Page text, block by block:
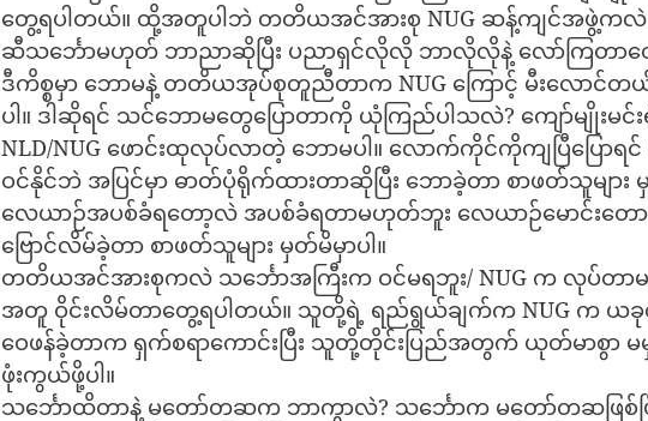
တွေ့ရပါတယ်။ ထို့အတူပါဘဲ တတိယအင်အားစု NUG ဆန့်ကျင်အဖွဲ့ကလဲ
ဆီသင်္ဘောမဟုတ် ဘာညာဆိုပြီး ပညာရှင်လိုလို ဘာလိုလိုနဲ့ လော်ကြတာ
ဒီကိစ္စမှာ ဘောမနဲ့ တတိယအုပ်စုတူညီတာက NUG ကြောင့် မီးလော
ပါ။ ဒါဆိုရင် သင်ဘောမတွေပြောတာကို ယုံကြည်ပါသလဲ? ကျော်မျိုးမင်
NLD/NUG ဖောင်းထုလုပ်လာတဲ့ ဘောမပါ။ လောက်ကိုင်ကိုကျပြီပြော
ဝင်နိုင်ဘဲ အပြင်မှာ ဓာတ်ပုံရိုက်ထားတာဆိုပြီး ဘောခဲ့တာ စာဖတ်သူများ
လေယာဉ်အပစ်ခံရတော့လဲ အပစ်ခံရတာမဟုတ်ဘူး လေယာဉ်မောင်းတောင်
ဗြောင်လိမ်ခဲ့တာ စာဖတ်သူများ မှတ်မိမှာပါ။
တတိယအင်အားစုကလဲ သင်္ဘောအကြီးက ဝင်မရဘူး/ NUG က လုပ်တ
အတူ ဝိုင်းလိမ်တာတွေ့ရပါတယ်။ သူတို့ရဲ့ ရည်ရွယ်ချက်က NUG က
ဝေဖန်ခဲ့တာက ရှက်စရာကောင်းပြီး သူတို့တိုင်းပြည်အတွက် ယုတ်မာစွာ မ
ဖုံးကွယ်ဖို့ပါ။
သင်္ဘောထိတာနဲ့ မတော်တဆက ဘာကွာလဲ? သင်္ဘောက မတော်တဆဖြစ်ပ